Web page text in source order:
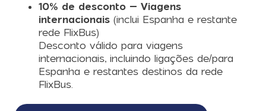
10% de desconto – Viagens
internacionais (inclui Espanha e restante
rede FlixBus)
Desconto válido para viagens
internacionais, incluindo ligações de/para
Espanha e restantes destinos da rede
FlixBus.